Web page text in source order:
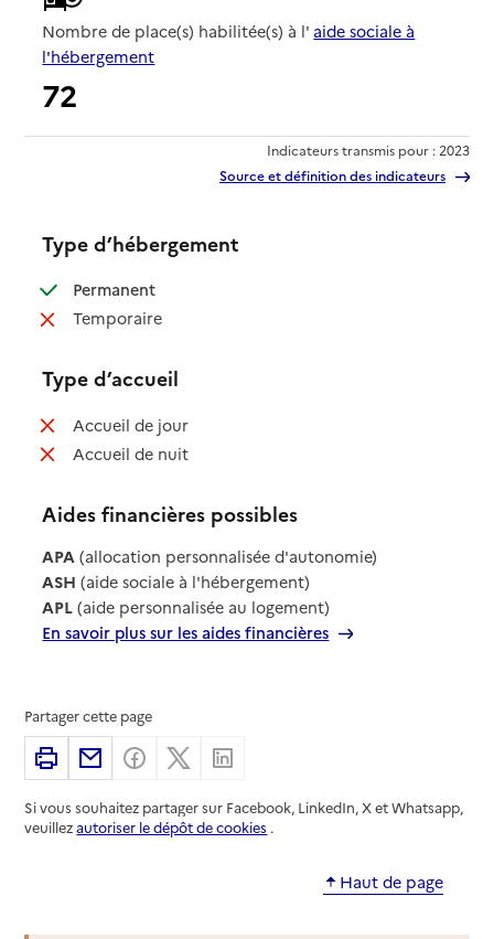
Nombre de place(s) habilitée(s) à l' aide sociale à
l'hébergement
72
Indicateurs transmis pour : 2023
Source et définition des indicateurs
Type d’hébergement
Permanent: disponible
Temporaire: non disponible
Type d’accueil
Accueil de jour: non disponible
Accueil de nuit: non disponible
Aides financières possibles
APA (allocation personnalisée d'autonomie)
ASH (aide sociale à l'hébergement)
APL (aide personnalisée au logement)
En savoir plus sur les aides financières
Partager cette page
ImprimerPartager par email
Partager sur Facebook
Partager sur X
Si vous souhaitez partager sur Facebook, LinkedIn, X et Whatsapp,
veuillezautoriser le dépôt de cookies .
Haut de page